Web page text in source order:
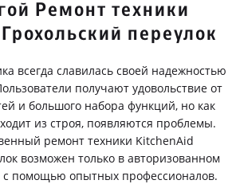
Ремонт техники
переулок
всегда славилась своей надежностью
получают удовольствие от
и большого набора функций, но как
из строя, появляются проблемы.
ремонт техники KitchenAid
возможен только в авторизованном
с помощью опытных профессионалов.